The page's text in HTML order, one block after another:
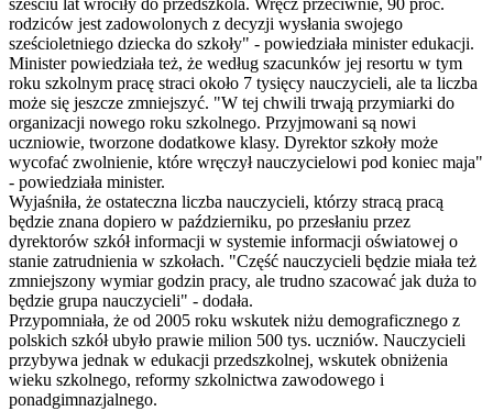
sześciu lat wróciły do przedszkola. Wręcz przeciwnie, 90 proc.
rodziców jest zadowolonych z decyzji wysłania swojego
sześcioletniego dziecka do szkoły" - powiedziała minister edukacji.
Minister powiedziała też, że według szacunków jej resortu w tym
roku szkolnym pracę straci około 7 tysięcy nauczycieli, ale ta liczba
może się jeszcze zmniejszyć. "W tej chwili trwają przymiarki do
organizacji nowego roku szkolnego. Przyjmowani są nowi
uczniowie, tworzone dodatkowe klasy. Dyrektor szkoły może
wycofać zwolnienie, które wręczył nauczycielowi pod koniec maja"
- powiedziała minister.
Wyjaśniła, że ostateczna liczba nauczycieli, którzy stracą pracą
będzie znana dopiero w październiku, po przesłaniu przez
dyrektorów szkół informacji w systemie informacji oświatowej o
stanie zatrudnienia w szkołach. "Część nauczycieli będzie miała też
zmniejszony wymiar godzin pracy, ale trudno szacować jak duża to
będzie grupa nauczycieli" - dodała.
Przypomniała, że od 2005 roku wskutek niżu demograficznego z
polskich szkół ubyło prawie milion 500 tys. uczniów. Nauczycieli
przybywa jednak w edukacji przedszkolnej, wskutek obniżenia
wieku szkolnego, reformy szkolnictwa zawodowego i
ponadgimnazjalnego.